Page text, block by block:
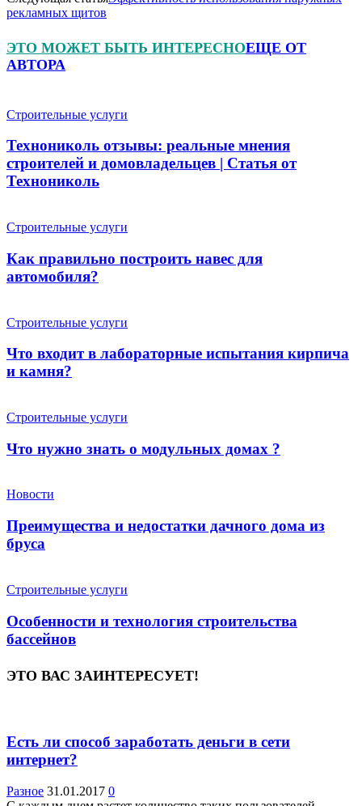
рекламных щитов
ЭТО МОЖЕТ БЫТЬ ИНТЕРЕСНОЕЩЕ ОТ
АВТОРА
Строительные услуги
Технониколь отзывы: реальные мнения
строителей и домовладельцев | Статья от
Технониколь
Строительные услуги
Как правильно построить навес для
автомобиля?
Строительные услуги
Что входит в лабораторные испытания кирпича
и камня?
Строительные услуги
Что нужно знать о модульных домах ?
Новости
Преимущества и недостатки дачного дома из
бруса
Строительные услуги
Особенности и технология строительства
бассейнов
ЭТО ВАС ЗАИНТЕРЕСУЕТ!
Есть ли способ заработать деньги в сети
интернет?
Разное 31.01.2017 0